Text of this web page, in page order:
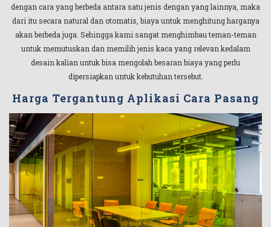
dengan cara yang berbeda antara satu jenis dengan yang lainnya, maka
dari itu secara natural dan otomatis, biaya untuk menghitung harganya
akan berbeda juga. Sehingga kami sangat menghimbau teman-teman
untuk memutuskan dan memilih jenis kaca yang relevan kedalam
desain kalian untuk bisa mengolah besaran biaya yang perlu
dipersiapkan untuk kebutuhan tersebut.
Harga Tergantung Aplikasi Cara Pasang